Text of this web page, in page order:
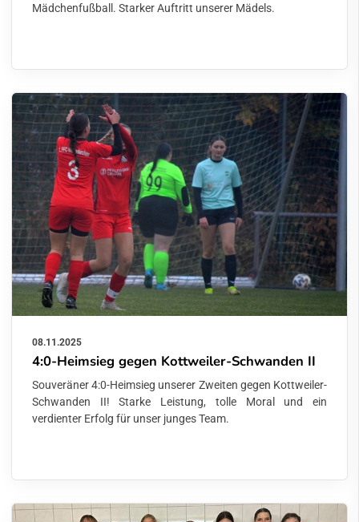
Mädchenfußball. Starker Auftritt unserer Mädels.
08.11.2025
4:0-Heimsieg gegen Kottweiler-Schwanden II
Souveräner 4:0-Heimsieg unserer Zweiten gegen Kottweiler-
Schwanden II! Starke Leistung, tolle Moral und ein
verdienter Erfolg für unser junges Team.